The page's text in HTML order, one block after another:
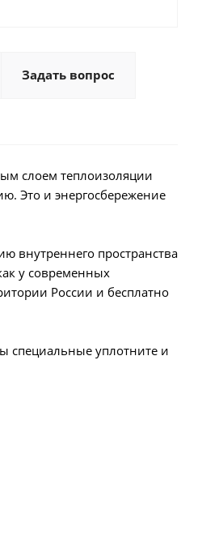
Задать вопрос
слоем теплоизоляции
Это и энергосбережение
внутреннего пространства
у современных
России и бесплатно
специальные уплотните и